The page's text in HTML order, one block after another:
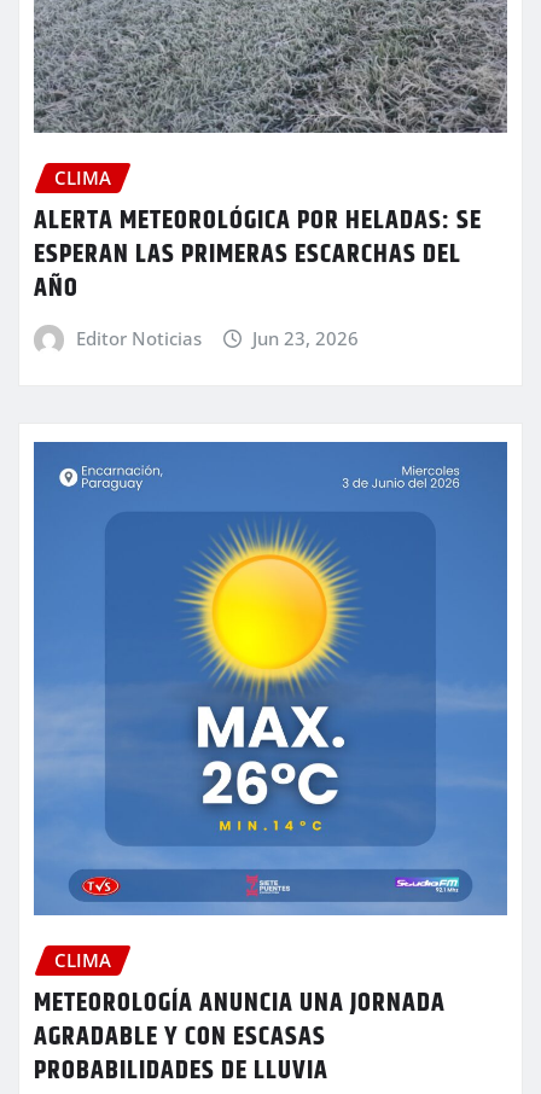
CLIMA
ALERTA METEOROLÓGICA POR HELADAS: SE
ESPERAN LAS PRIMERAS ESCARCHAS DEL
AÑO
Editor Noticias Jun 23, 2026
CLIMA
METEOROLOGÍA ANUNCIA UNA JORNADA
AGRADABLE Y CON ESCASAS
PROBABILIDADES DE LLUVIA